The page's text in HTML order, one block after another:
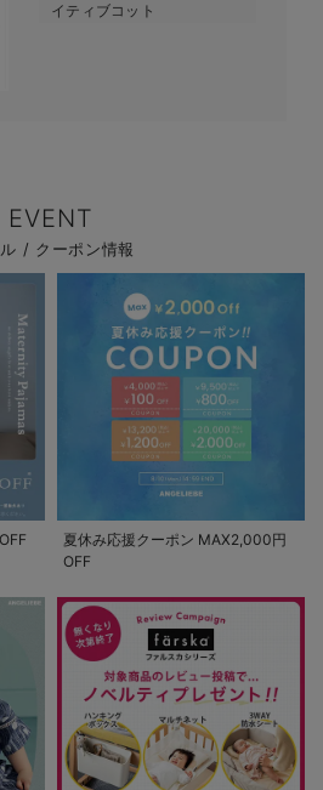
イティブコット
EVENT
/ クーポン情報
夏休み応援クーポン MAX2,000円
OFF